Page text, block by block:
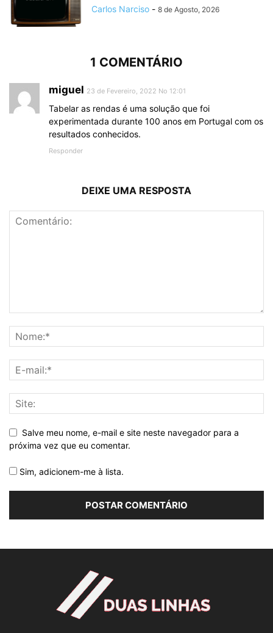
Carlos Narciso - 8 de Agosto, 2026
1 COMENTÁRIO
miguel 23 de Fevereiro, 2022 No 12:01
Tabelar as rendas é uma solução que foi
experimentada durante 100 anos em Portugal com os
resultados conhecidos.
Responder
DEIXE UMA RESPOSTA
Salve meu nome, e-mail e site neste navegador para a
próxima vez que eu comentar.
Sim, adicionem-me à lista.